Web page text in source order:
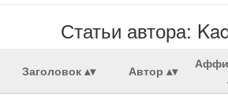
Статьи автора:
Заголовок Автор